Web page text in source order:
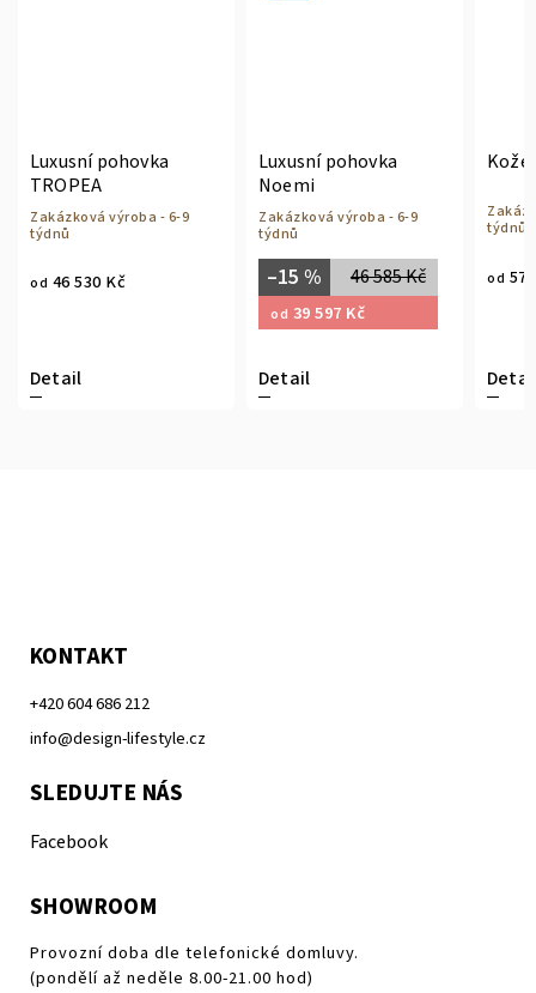
Luxusní pohovka
TROPEA
Zakázková výroba - 6-9
týdnů
od 46 530 Kč
Detail
Luxusní pohovka
Noemi
Zakázková výroba - 6-9
týdnů
46 585 Kč
–15 %
od 39 597 Kč
Detail
týdnů
od 57
KONTAKT
+420 604 686 212
info@design-lifestyle.cz
SLEDUJTE NÁS
Facebook
SHOWROOM
Provozní doba dle telefonické domluvy.
(pondělí až neděle 8.00-21.00 hod)